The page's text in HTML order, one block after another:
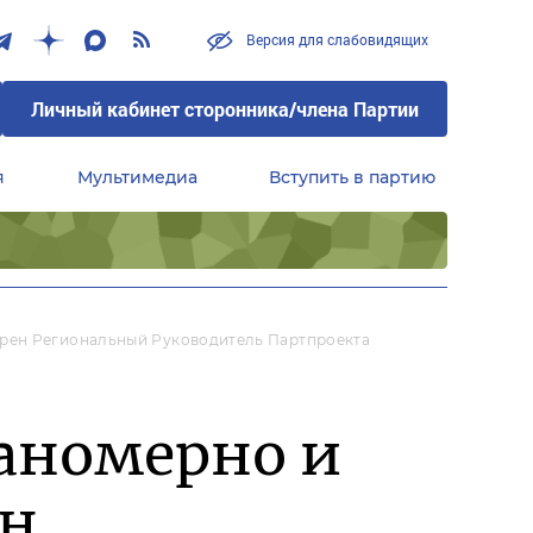
Версия для слабовидящих
Личный кабинет сторонника/члена Партии
Мультимедиа Вступить в партию
Региональный Руководитель Партпроекта
и